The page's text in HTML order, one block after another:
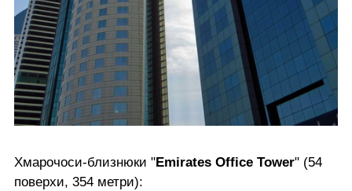
Хмарочоси-близнюки "Emirates Office Tower" (54
поверхи, 354 метри):